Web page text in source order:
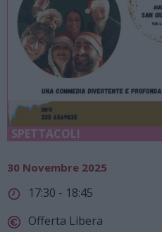
SPETTACOLI
30 Novembre 2025
17:30 - 18:45
Offerta Libera